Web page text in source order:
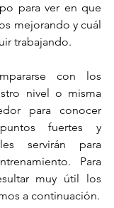
para ver en que
mejorando y cuál
trabajando.
con los
nivel o misma
para conocer
fuertes y
servirán para
Para
muy útil los
a continuación.